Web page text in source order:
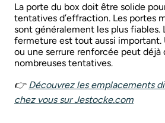
La porte du box doit être solide
tentatives d’effraction. Les portes
sont généralement les plus fiables.
fermeture est tout aussi important.
ou une serrure renforcée peut déjà
nombreuses tentatives.
👉 Découvrez les emplacements
chez vous surJestocke.com